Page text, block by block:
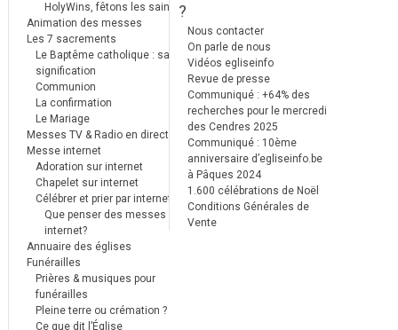
HolyWins, fêtons les saints !
Animation des messes
Les 7 sacrements
Le Baptême catholique : sa
signification
Communion
La confirmation
Le Mariage
Messes TV & Radio en direct
Messe internet
Adoration sur internet
Chapelet sur internet
Célébrer et prier par internet
Que penser des messes
internet?
Annuaire des églises
Funérailles
Prières & musiques pour
funérailles
Pleine terre ou crémation ?
Ce que dit l’Église
?
Nous contacter
On parle de nous
Vidéos egliseinfo
Revue de presse
Communiqué : +64% des
recherches pour le mercredi
des Cendres 2025
Communiqué : 10ème
anniversaire d’egliseinfo.be
à Pâques 2024
1.600 célébrations de Noël
Conditions Générales de
Vente